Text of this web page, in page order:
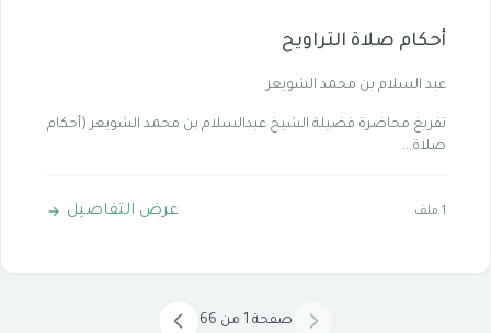
أحكام صلاة التراويح
عبد السلام بن محمد الشويعر
تفريغ محاضرة فضيلة الشيخ عبدالسلام بن محمد الشويعر (أحكام
صلاة...
1 ملف عرض التفاصيل
صفحة 1 من 66